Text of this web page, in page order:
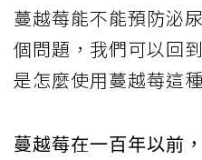
蔓越莓能不能預防泌
個問題，我們可以回
是怎麼使用蔓越莓這
蔓越莓在一百年以前